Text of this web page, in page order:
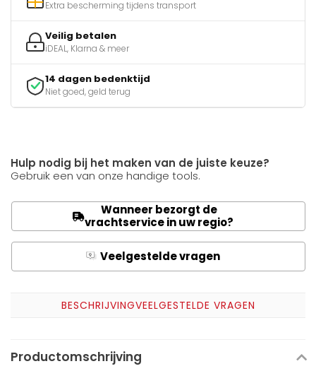
Extra bescherming tijdens transport
Veilig betalen
iDEAL, Klarna & meer
14 dagen bedenktijd
Niet goed, geld terug
Hulp nodig bij het maken van de juiste keuze?
Gebruik een van onze handige tools.
Wanneer bezorgt de
vrachtservice in uw regio?
Q Veelgestelde vragen
BESCHRIJVINGVEELGESTELDE VRAGEN
Productomschrijving